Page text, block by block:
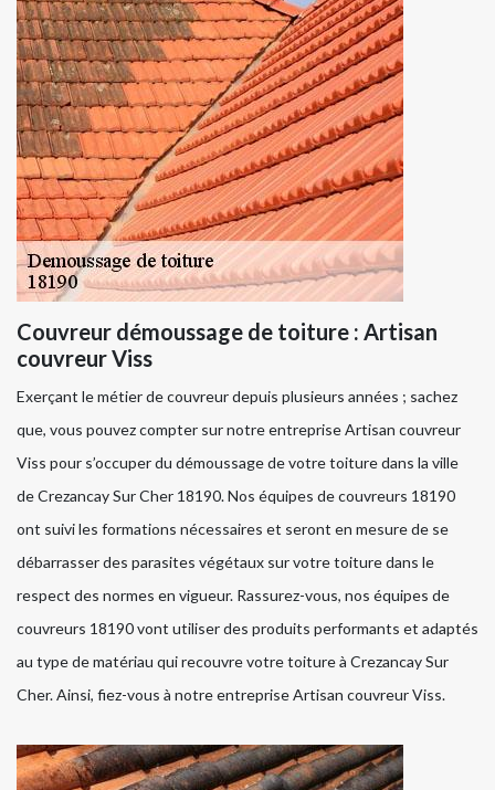
Couvreur démoussage de toiture : Artisan
couvreur Viss
Exerçant le métier de couvreur depuis plusieurs années ; sachez
que, vous pouvez compter sur notre entreprise Artisan couvreur
Viss pour s’occuper du démoussage de votre toiture dans la ville
de Crezancay Sur Cher 18190. Nos équipes de couvreurs 18190
ont suivi les formations nécessaires et seront en mesure de se
débarrasser des parasites végétaux sur votre toiture dans le
respect des normes en vigueur. Rassurez-vous, nos équipes de
couvreurs 18190 vont utiliser des produits performants et adaptés
au type de matériau qui recouvre votre toiture à Crezancay Sur
Cher. Ainsi, fiez-vous à notre entreprise Artisan couvreur Viss.